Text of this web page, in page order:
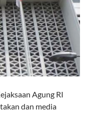
Agung RI
dan media